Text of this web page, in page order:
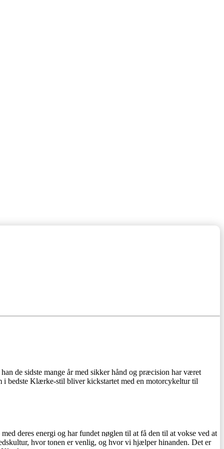
de sidste mange år med sikker hånd og præcision har været
i bedste Klærke-stil bliver kickstartet med en motorcykeltur til
deres energi og har fundet nøglen til at få den til at vokse ved at
hvor tonen er venlig, og hvor vi hjælper hinanden. Det er